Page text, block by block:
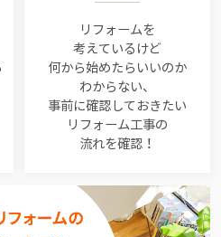
リフォームを
考えているけど
何から始めたらいいのか
わからない、
事前に確認しておきたい
リフォーム工事の
流れを確認！